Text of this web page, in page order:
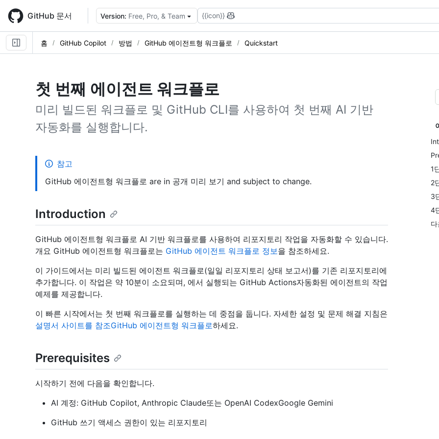
main
content
GitHub 문서 Version: Free, Pro, & Team {{icon}}
홈 GitHub Copilot 방법 GitHub 에이전트형 워크플로 Quickstart
첫 번째 에이전트 워크플로
미리 빌드된 워크플로 및 GitHub CLI를 사용하여 첫 번째 AI 기반
자동화를 실행합니다.
1
2
3
4
참고
GitHub 에이전트형 워크플로 are in 공개 미리 보기 and subject to change.
Introduction
GitHub 에이전트형 워크플로 AI 기반 워크플로를 사용하여 리포지토리 작업을 자동화할 수 있습니다.
개요 GitHub 에이전트형 워크플로는 GitHub 에이전트 워크플로 정보을 참조하세요.
이 가이드에서는 미리 빌드된 에이전트 워크플로(일일 리포지토리 상태 보고서)를 기존 리포지토리에
추가합니다. 이 작업은 약 10분이 소요되며, 에서 실행되는 GitHub Actions자동화된 에이전트의 작업
예제를 제공합니다.
이 빠른 시작에서는 첫 번째 워크플로를 실행하는 데 중점을 둡니다. 자세한 설정 및 문제 해결 지침은
설명서 사이트를 참조GitHub 에이전트형 워크플로하세요.
Prerequisites
시작하기 전에 다음을 확인합니다.
AI 계정: GitHub Copilot, Anthropic Claude또는 OpenAI CodexGoogle Gemini
GitHub 쓰기 액세스 권한이 있는 리포지토리